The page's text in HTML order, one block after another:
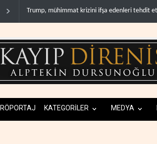
Demokratlar: Trump Batı Şeria'da işgalci
RÖPORTAJ KATEGORİLER MEDYA